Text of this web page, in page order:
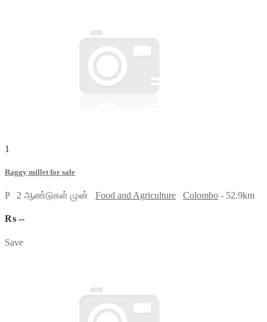
1
Raggy millet for sale
P 2 ஆண்டுகள் முன் Food and Agriculture Colombo - 52.9km
₨ --
Save